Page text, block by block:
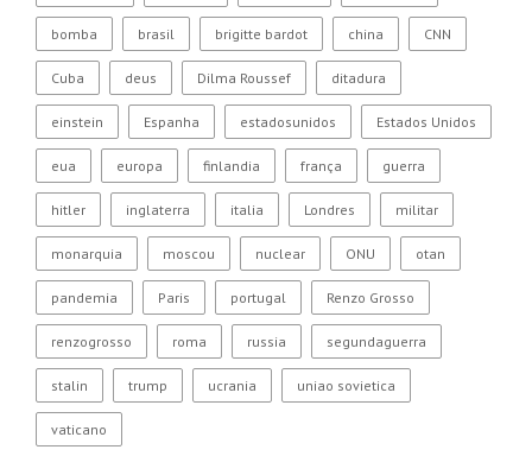
bomba brasil brigitte bardot china CNN
Cuba deus Dilma Roussef ditadura
einstein Espanha estadosunidos Estados Unidos
eua europa finlandia frança guerra
hitler inglaterra italia Londres militar
monarquia moscou nuclear ONU otan
pandemia Paris portugal Renzo Grosso
renzogrosso roma russia segundaguerra
stalin trump ucrania uniao sovietica
vaticano